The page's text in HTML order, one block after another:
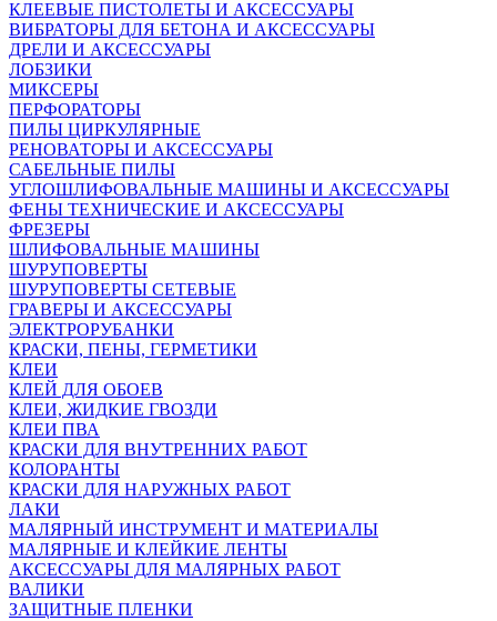
КЛЕЕВЫЕ ПИСТОЛЕТЫ И АКСЕССУАРЫ
ВИБРАТОРЫ ДЛЯ БЕТОНА И АКСЕССУАРЫ
ДРЕЛИ И АКСЕССУАРЫ
ЛОБЗИКИ
МИКСЕРЫ
ПЕРФОРАТОРЫ
ПИЛЫ ЦИРКУЛЯРНЫЕ
РЕНОВАТОРЫ И АКСЕССУАРЫ
САБЕЛЬНЫЕ ПИЛЫ
УГЛОШЛИФОВАЛЬНЫЕ МАШИНЫ И АКСЕССУАРЫ
ФЕНЫ ТЕХНИЧЕСКИЕ И АКСЕССУАРЫ
ФРЕЗЕРЫ
ШЛИФОВАЛЬНЫЕ МАШИНЫ
ШУРУПОВЕРТЫ
ШУРУПОВЕРТЫ СЕТЕВЫЕ
ГРАВЕРЫ И АКСЕССУАРЫ
ЭЛЕКТРОРУБАНКИ
КРАСКИ, ПЕНЫ, ГЕРМЕТИКИ
КЛЕИ
КЛЕЙ ДЛЯ ОБОЕВ
КЛЕИ, ЖИДКИЕ ГВОЗДИ
КЛЕИ ПВА
КРАСКИ ДЛЯ ВНУТРЕННИХ РАБОТ
КОЛОРАНТЫ
КРАСКИ ДЛЯ НАРУЖНЫХ РАБОТ
ЛАКИ
МАЛЯРНЫЙ ИНСТРУМЕНТ И МАТЕРИАЛЫ
МАЛЯРНЫЕ И КЛЕЙКИЕ ЛЕНТЫ
АКСЕССУАРЫ ДЛЯ МАЛЯРНЫХ РАБОТ
ВАЛИКИ
ЗАЩИТНЫЕ ПЛЕНКИ